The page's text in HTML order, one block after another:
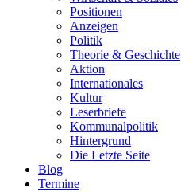
Positionen
Anzeigen
Politik
Theorie & Geschichte
Aktion
Internationales
Kultur
Leserbriefe
Kommunalpolitik
Hintergrund
Die Letzte Seite
Blog
Termine